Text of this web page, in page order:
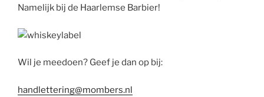
Namelijk bij de Haarlemse Barbier!
Wil je meedoen? Geef je dan op bij:
handlettering@mombers.nl